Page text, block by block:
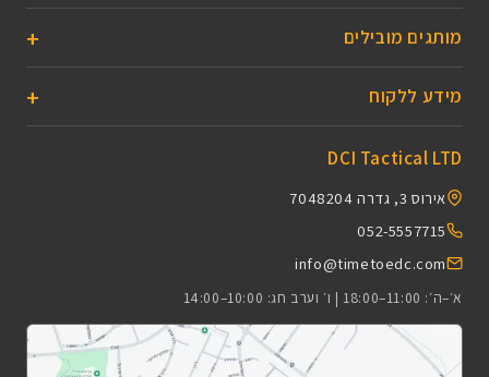
מותגים מובילים
מידע ללקוח
DCI Tactical LTD
אירוס 3, גדרה 7048204
052-5557715
info@timetoedc.com
א׳–ה׳: 11:00–18:00 | ו׳ וערב חג: 10:00–14:00